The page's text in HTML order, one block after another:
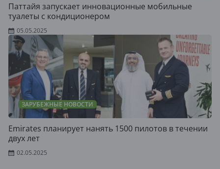
Паттайя запускает инновационные мобильные
туалеты с кондиционером
05.05.2025
ЗАРУБЕЖНЫЕ НОВОСТИ
Emirates планирует нанять 1500 пилотов в течении
двух лет
02.05.2025